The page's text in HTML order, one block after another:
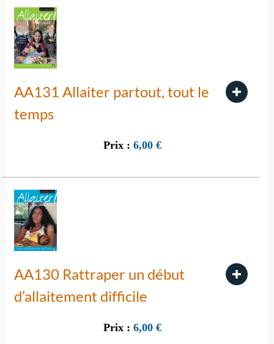
AA131 Allaiter partout, tout le
temps
Prix : 6,00 €
AA130 Rattraper un début
d’allaitement difficile
Prix : 6,00 €